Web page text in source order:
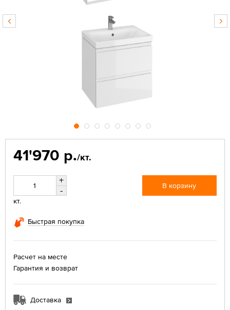
41'970 р./кт.
+
-
кт.
В корзину
Быстрая покупка
Расчет на месте
Гарантия и возврат
Доставка